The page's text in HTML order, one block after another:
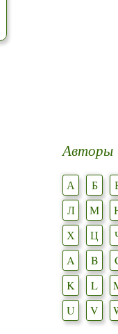
Авторы
А Б
Л
М
Х
Ц
A
B
K
L
U
V